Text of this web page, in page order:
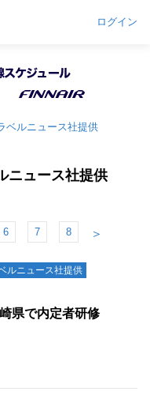
ログイン
ベルニュース社提供
ニュース社提供
6 7 8 ＞
ルニュース社提供
県で内定者研修